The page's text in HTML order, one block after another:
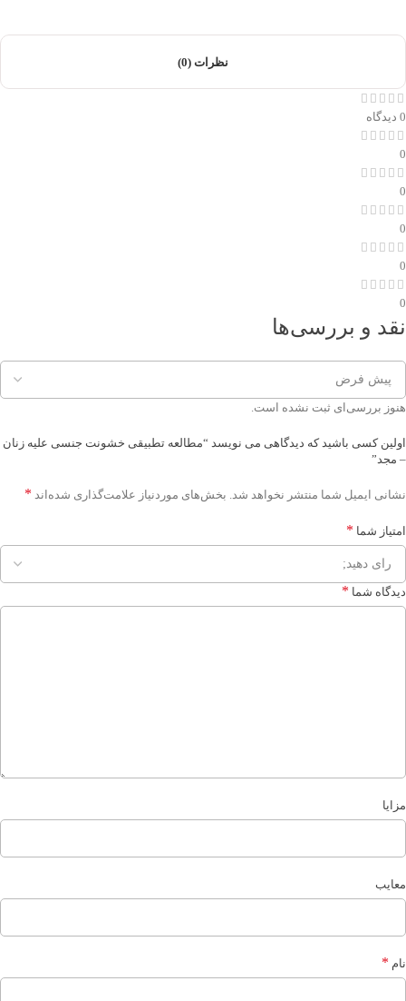
نظرات (0)
0 دیدگاه
0
0
0
0
0
نقد و بررسی‌ها
هنوز بررسی‌ای ثبت نشده است.
اولین کسی باشید که دیدگاهی می نویسد “مطالعه تطبیقی خشونت جنسی علیه زنان
– مجد”
نشانی ایمیل شما منتشر نخواهد شد. بخش‌های موردنیاز علامت‌گذاری شده‌اند *
امتیاز شما *
دیدگاه شما *
مزایا
معایب
نام *